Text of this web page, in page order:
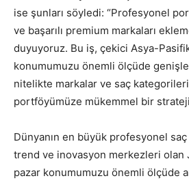
ise şunları söyledi: “Profesyonel
ve başarılı premium markaları
duyuyoruz. Bu iş, çekici Asya-
konumumuzu önemli ölçüde
nitelikte markalar ve saç
portföyümüze mükemmel bir
Dünyanın en büyük profesyonel
trend ve inovasyon merkezleri olan
pazar konumumuzu önemli ölçüde